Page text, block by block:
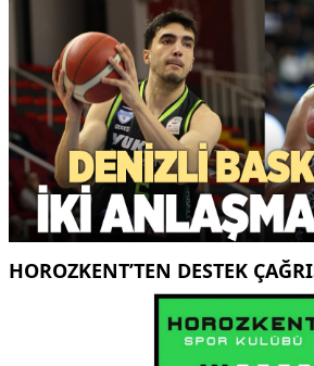
HOROZKENT’TEN DESTEK